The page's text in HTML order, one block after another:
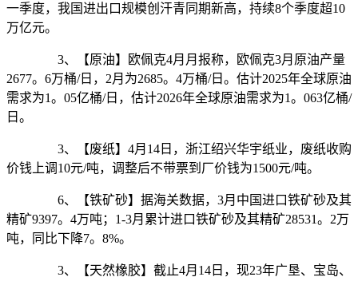
一季度，我国进出口规模创汗青同期新高，持续8个季度超10
万亿元。
3、【原油】欧佩克4月月报称，欧佩克3月原油产量
2677。6万桶/日，2月为2685。4万桶/日。估计2025年全球原油
需求为1。05亿桶/日，估计2026年全球原油需求为1。063亿桶/
日。
3、【废纸】4月14日，浙江绍兴华宇纸业，废纸收购
价钱上调10元/吨，调整后不带票到厂价钱为1500元/吨。
6、【铁矿砂】据海关数据，3月中国进口铁矿砂及其
精矿9397。4万吨；1-3月累计进口铁矿砂及其精矿28531。2万
吨，同比下降7。8%。
3、【天然橡胶】截止4月14日，现23年广垦、宝岛、